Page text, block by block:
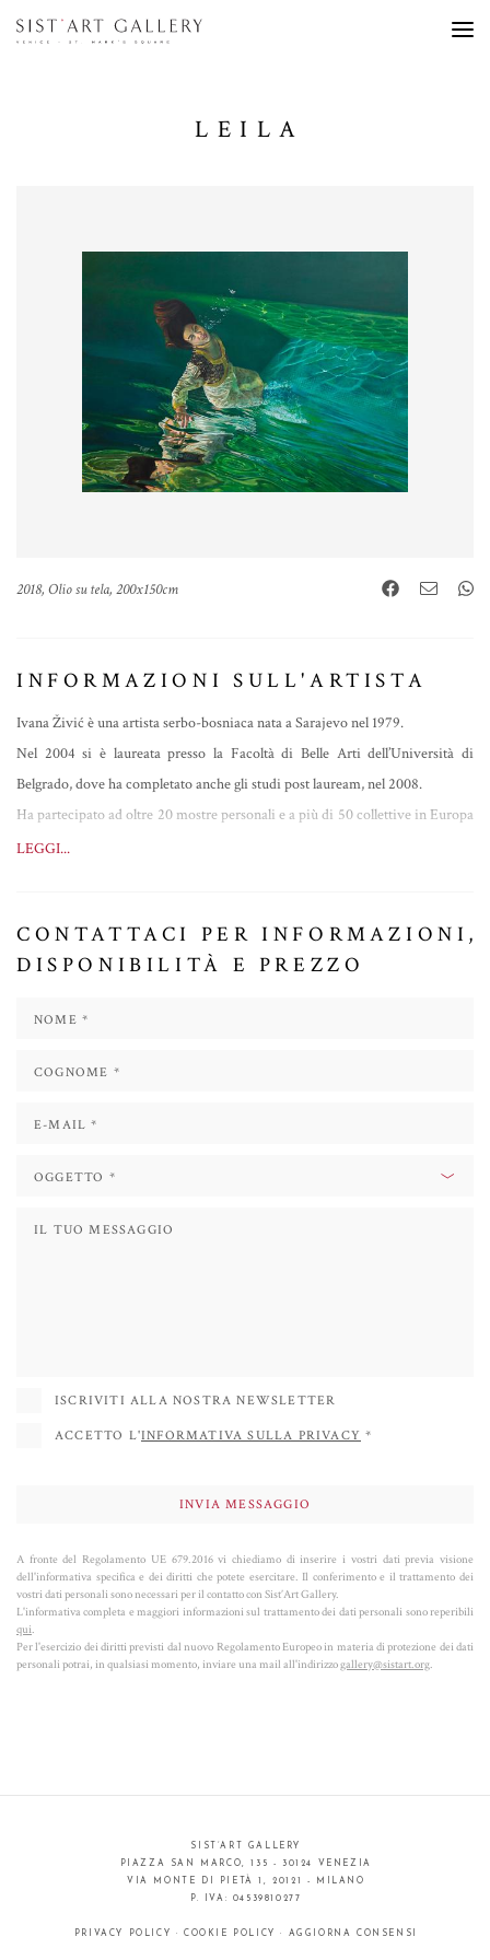
LEILA
2018, Olio su tela, 200x150cm
INFORMAZIONI SULL'ARTISTA
Ivana Živić è una artista serbo-bosniaca nata a Sarajevo nel 1979.
Nel 2004 si è laureata presso la Facoltà di Belle Arti dell’Università di
Belgrado, dove ha completato anche gli studi post lauream, nel 2008.
Ha partecipato ad oltre 20 mostre personali e a più di 50 collettive in Europa
ed Asia, dove ha vinto numerosi premi e riconoscimenti, e a diverse
Ha preso parte a numerose fiere internazionali in tutta Europa.
Ivana ha una forte fascinazione verso il mondo dell’acqua e infatti i suoi
all’interno di stanze di palazzi sfarzosi, spesso decadenti, riempite
facciale dei personaggi rappresentanti. Nei suoi dipinti è presente anche uno
risultano così molto naturali.
LEGGI...
CONTATTACI PER INFORMAZIONI,
DISPONIBILITÀ E PREZZO
ISCRIVITI ALLA NOSTRA NEWSLETTER
ACCETTO L'INFORMATIVA SULLA PRIVACY *
A fronte del Regolamento UE 679.2016 vi chiediamo di inserire i vostri dati previa visione
dell'informativa specifica e dei diritti che potete esercitare. Il conferimento e il trattamento dei
vostri dati personali sono necessari per il contatto con Sist’Art Gallery.
L'informativa completa e maggiori informazioni sul trattamento dei dati personali sono reperibili
qui.
Per l'esercizio dei diritti previsti dal nuovo Regolamento Europeo in materia di protezione dei dati
personali potrai, in qualsiasi momento, inviare una mail all'indirizzogallery@sistart.org.
SIST’ART GALLERY
PIAZZA SAN MARCO, 135 - 30124 VENEZIA
VIA MONTE DI PIETÀ 1, 20121 - MILANO
P. IVA: 04539810277
PRIVACY POLICY · COOKIE POLICY · AGGIORNA CONSENSI